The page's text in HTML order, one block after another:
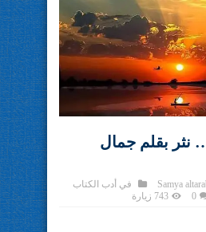
نثر بقلم جمال
Samya في أدب الكتاب
0 743 زيارة